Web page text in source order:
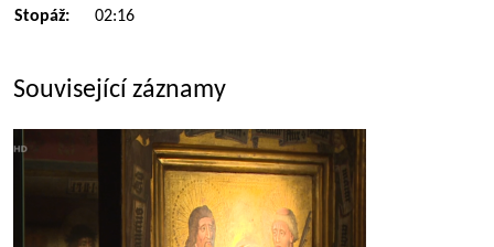
Stopáž:
02:16
Související záznamy